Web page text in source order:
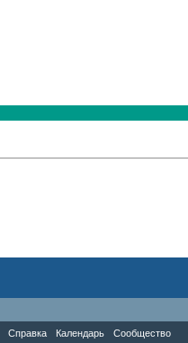
Справка Календарь Сообщество